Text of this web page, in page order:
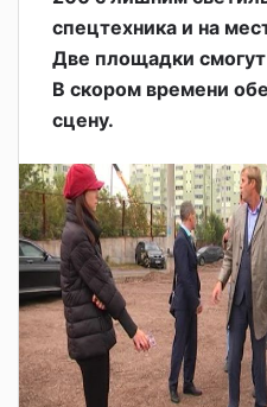
спецтехника и на
Две площадки
В скором времени
сцену.